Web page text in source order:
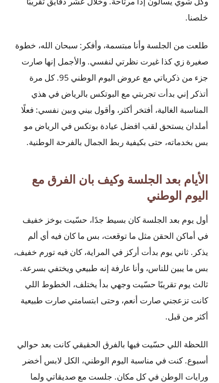
خلصنا.
طلعت من الجلسة وأنا مبتسمة، وأفكر: سبحان الله، خطوة
صغيرة زي كذا غيرت نظرتي لنفسي. والأجمل إنها صارت
جزء من ذكرياتي مع عروض اليوم الوطني 95. كل مرة
أتذكر إني بدأت تجربتي مع البوتكس بالرياض في هذي
المناسبة الغالية، أفتخر أكثر، وأقول بيني وبين نفسي: فعلًا
أملدان يستحق لقب افضل عيادة بوتكس في الرياض مو
بس بخدماته، حتى بكيفية ربط الجمال بالفرحة الوطنية.
الأيام بعد الجلسة وكيف بان الفرق مع
اليوم الوطني
أول يوم بعد الجلسة كان بسيط جدًا، حسّيت بوخز خفيف
في أماكن الحقن مثل ما توقعت، بس ما كان فيه أي ألم
يذكر. ثاني يوم بدأت أركز في المراية، كان فيه تورم خفيف،
بس ما يبين للناس، وأنا عارفة إنه طبيعي ويختفي بسرعة.
ثالث يوم تقريبًا حسّيت وجهي بدأ يختلف، الخطوط اللي
كانت تزعجني صارت أنعم، وحتى ابتسامتي صارت طبيعية
أكثر من قبل.
اللحظة اللي حسّيت فيها بالفرق الحقيقي كانت بعد حوالي
أسبوع. كنت في مناسبة اليوم الوطني، الكل لابس أخضر
ورايات الوطن في كل مكان. جلست مع صديقاتي ولما